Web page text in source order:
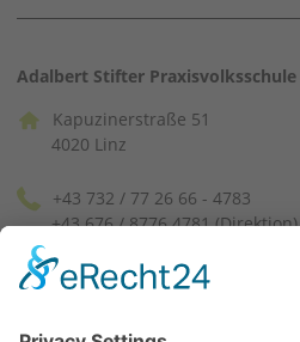
Adalbert Stifter Praxisvolksschule
Kapuzinerstraße 51
4020 Linz
+43 732 / 77 26 66 - 4783
+43 676 / 8776 4781 (Direktion)
pvssek[at]ph-linz.at